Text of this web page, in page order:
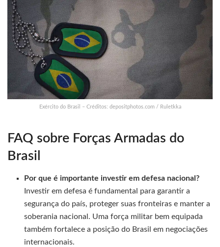
Exército do Brasil – Créditos: depositphotos.com / Ruletkka
FAQ sobre Forças Armadas do
Brasil
Por que é importante investir em defesa nacional?
Investir em defesa é fundamental para garantir a
segurança do país, proteger suas fronteiras e manter a
soberania nacional. Uma força militar bem equipada
também fortalece a posição do Brasil em negociações
internacionais.